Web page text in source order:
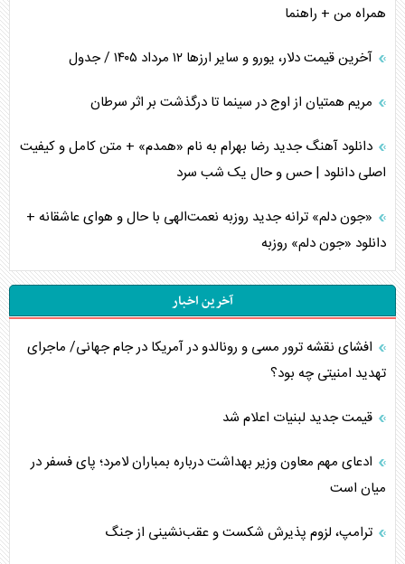
همراه من + راهنما
آخرین قیمت دلار، یورو و سایر ارز‌ها ۱۲ مرداد ۱۴۰۵ / جدول
مریم همتیان از اوج در سینما تا درگذشت بر اثر سرطان
دانلود آهنگ جدید رضا بهرام به نام «همدم» + متن کامل و کیفیت
اصلی دانلود | حس و حال یک شب سرد
«جون دلم» ترانه جدید روزبه نعمت‌الهی با حال و هوای عاشقانه +
دانلود «جون دلم» روزبه
آخرین اخبار
افشای نقشه ترور مسی و رونالدو در آمریکا در جام جهانی/ ماجرای
تهدید امنیتی چه بود؟
قیمت جدید لبنیات اعلام شد
ادعای مهم معاون وزیر بهداشت درباره بمباران لامرد؛ پای فسفر در
میان است
ترامپ، لزوم پذیرش شکست و عقب‌نشینی از جنگ